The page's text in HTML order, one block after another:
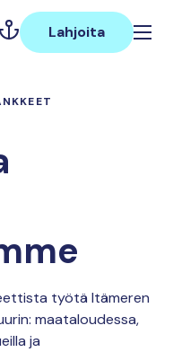
Lahjoita
työtä Itämeren
maataloudessa,
ja